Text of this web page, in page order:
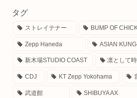
タグ
ストレイテナー BUMP OF
Zepp Haneda ASIAN
新木場STUDIO COAST 凛として
CDJ KT Zepp Yokohama
武道館 SHIBUYA AX